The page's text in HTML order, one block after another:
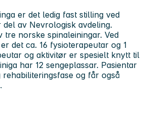
er det ledig fast stilling ved
del av Nevrologisk avdeling.
tre norske spinaleiningar. Ved
det ca. 16 fysioterapeutar og 1
og aktivitør er spesielt knytt til
har 12 sengeplassar. Pasientar
og får også